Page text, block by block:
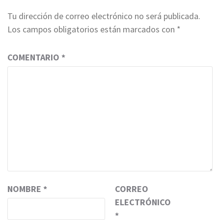
Tu dirección de correo electrónico no será publicada.
Los campos obligatorios están marcados con *
COMENTARIO *
NOMBRE *
CORREO
ELECTRÓNICO
*